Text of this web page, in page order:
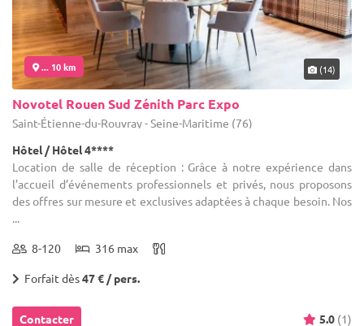
... 10 km (14)
Novotel Rouen Sud Zénith Parc Expo
Saint-Étienne-du-Rouvray - Seine-Maritime (76)
Hôtel / Hôtel 4****
Location de salle de réception : Grâce à notre expérience dans
l’accueil d’événements professionnels et privés, nous proposons
des offres sur mesure et exclusives adaptées à chaque besoin. Nos
...
8-120 316 max
Forfait dès47 € / pers.
Contacter 5.0 (1)